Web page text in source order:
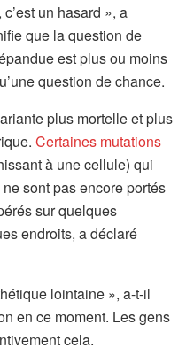
un hasard », a
que la question de
est plus ou moins
question de chance.
plus mortelle et plus
Certaines mutations
à une cellule) qui
sont pas encore portés
sur quelques
endroits, a déclaré
lointaine », a-t-il
en ce moment. Les gens
cela.